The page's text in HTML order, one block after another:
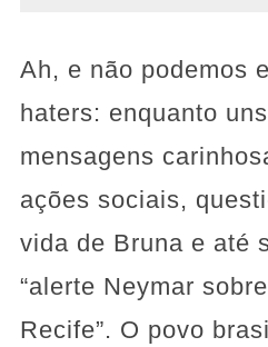
Ah, e não podemos
haters: enquanto
mensagens
ações sociais,
vida de Bruna e até
“alerte Neymar
Recife”. O povo